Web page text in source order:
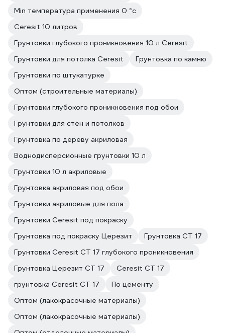
Min температура применения 0 °с
Ceresit 10 литров
Грунтовки глубокого проникновения 10 л Ceresit
Грунтовки для потолка Ceresit
Грунтовка по камню
Грунтовки по штукатурке
Оптом (строительные материалы)
Грунтовки глубокого проникновения под обои
Грунтовки для стен и потолков
Грунтовка по дереву акриловая
Воднодисперсионные грунтовки 10 л
Грунтовки 10 л акриловые
Грунтовка акриловая под обои
Грунтовки акриловые для пола
Грунтовки Ceresit под покраску
Грунтовка под покраску Церезит
Грунтовка CT 17
Грунтовки Ceresit CT 17 глубокого проникновения
Грунтовка Церезит CT 17
Ceresit CT 17
грунтовка Ceresit CT 17
По цементу
Оптом (лакокрасочные материалы)
Оптом (лакокрасочные материалы)